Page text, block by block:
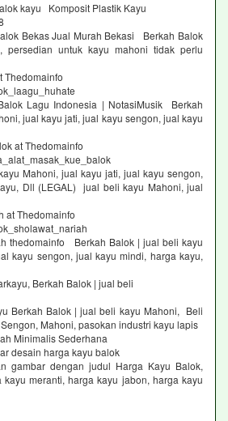
kayu Komposit Plastik Kayu
Bekas Jual Murah Bekasi Berkah Balok
persedian untuk kayu mahoni tidak perlu
Thedomainfo
Lagu Indonesia | NotasiMusik Berkah
jual kayu jati, jual kayu sengon, jual kayu
at Thedomainfo
Mahoni, jual kayu jati, jual kayu sengon,
Dll (LEGAL) jual beli kayu Mahoni, jual
at Thedomainfo
thedomainfo Berkah Balok | jual beli kayu
kayu sengon, jual kayu mindi, harga kayu,
Berkah Balok | jual beli
Berkah Balok | jual beli kayu Mahoni, Beli
Mahoni, pasokan industri kayu lapis
Minimalis Sederhana
desain harga kayu balok
dengan judul Harga Kayu Balok,
meranti, harga kayu jabon, harga kayu